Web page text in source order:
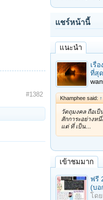
#1382
แชร์หน้านี้
แนะนำ
เรื่
ที่สุ
Khamphee said: ↑
วัตถุมงคล ถือเป็
สักการะอย่างหนึ่
แต่ ที่ เป็น…
เข้าชมมาก
ฟรี
(บอ
โดย